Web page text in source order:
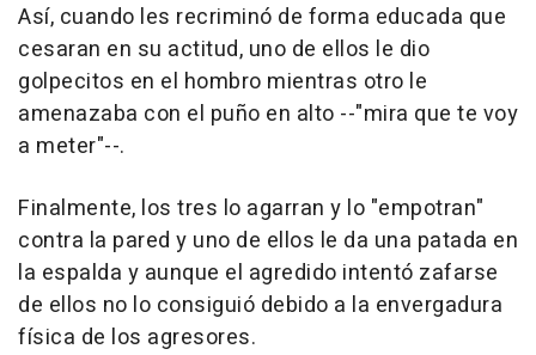
Así, cuando les recriminó de forma educada que
cesaran en su actitud, uno de ellos le dio
golpecitos en el hombro mientras otro le
amenazaba con el puño en alto --"mira que te voy
a meter"--.
Finalmente, los tres lo agarran y lo "empotran"
contra la pared y uno de ellos le da una patada en
la espalda y aunque el agredido intentó zafarse
de ellos no lo consiguió debido a la envergadura
física de los agresores.